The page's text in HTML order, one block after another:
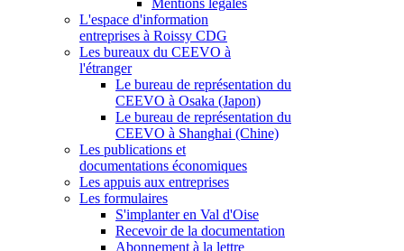
Mentions légales
L'espace d'information
entreprises à Roissy CDG
Les bureaux du CEEVO à
l'étranger
Le bureau de représentation du
CEEVO à Osaka (Japon)
Le bureau de représentation du
CEEVO à Shanghai (Chine)
Les publications et
documentations économiques
Les appuis aux entreprises
Les formulaires
S'implanter en Val d'Oise
Recevoir de la documentation
Abonnement à la lettre